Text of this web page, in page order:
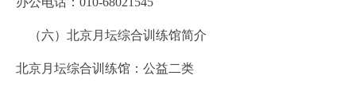
（六）北京月坛综合训练馆简介
北京月坛综合训练馆：公益二类